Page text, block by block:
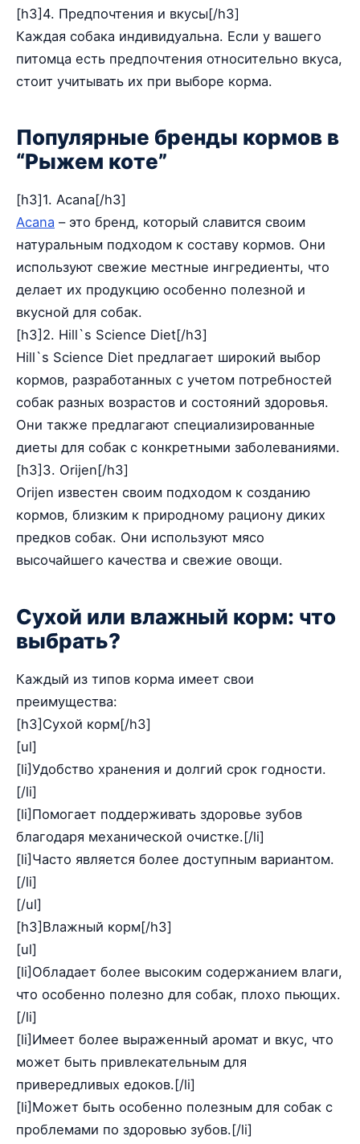
[h3]4. Предпочтения и вкусы[/h3]
Каждая собака индивидуальна. Если у вашего
питомца есть предпочтения относительно вкуса,
стоит учитывать их при выборе корма.
Популярные бренды кормов в
“Рыжем коте”
[h3]1. Acana[/h3]
Acana – это бренд, который славится своим
натуральным подходом к составу кормов. Они
используют свежие местные ингредиенты, что
делает их продукцию особенно полезной и
вкусной для собак.
[h3]2. Hill`s Science Diet[/h3]
Hill`s Science Diet предлагает широкий выбор
кормов, разработанных с учетом потребностей
собак разных возрастов и состояний здоровья.
Они также предлагают специализированные
диеты для собак с конкретными заболеваниями.
[h3]3. Orijen[/h3]
Orijen известен своим подходом к созданию
кормов, близким к природному рациону диких
предков собак. Они используют мясо
высочайшего качества и свежие овощи.
Сухой или влажный корм: что
выбрать?
Каждый из типов корма имеет свои
преимущества:
[h3]Сухой корм[/h3]
[ul]
[li]Удобство хранения и долгий срок годности.
[/li]
[li]Помогает поддерживать здоровье зубов
благодаря механической очистке.[/li]
[li]Часто является более доступным вариантом.
[/li]
[/ul]
[h3]Влажный корм[/h3]
[ul]
[li]Обладает более высоким содержанием влаги,
что особенно полезно для собак, плохо пьющих.
[/li]
[li]Имеет более выраженный аромат и вкус, что
может быть привлекательным для
привередливых едоков.[/li]
[li]Может быть особенно полезным для собак с
проблемами по здоровью зубов.[/li]